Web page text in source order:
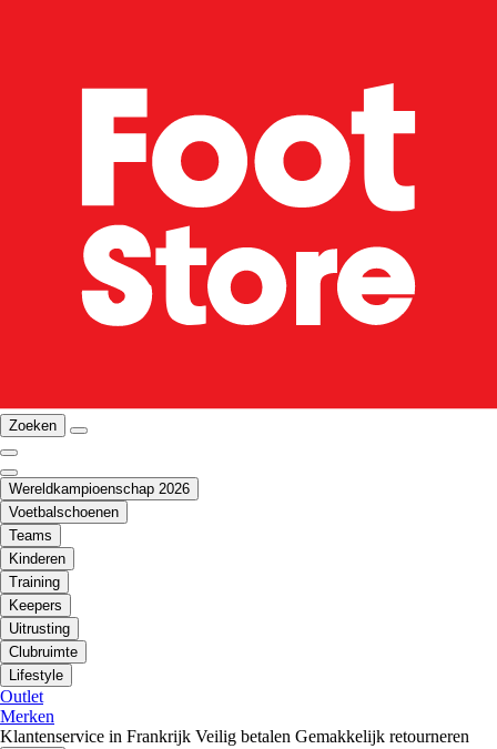
Zoeken
Wereldkampioenschap 2026
Voetbalschoenen
Teams
Kinderen
Training
Keepers
Uitrusting
Clubruimte
Lifestyle
Outlet
Merken
Klantenservice in Frankrijk Veilig betalen Gemakkelijk retourneren